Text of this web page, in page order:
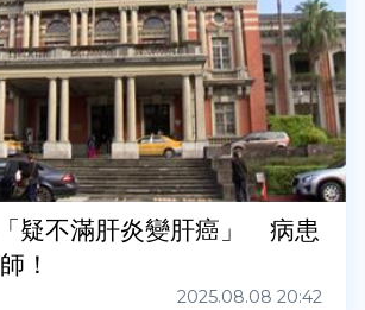
疑不滿肝炎變肝癌」 病患
！
2025.08.08 20:42